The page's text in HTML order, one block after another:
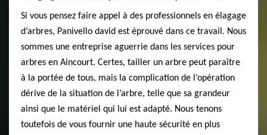
Si vous pensez faire appel à des professionnels en élagage
d’arbres, Panivello david est éprouvé dans ce travail. Nous
sommes une entreprise aguerrie dans les services pour
arbres en Aincourt. Certes, tailler un arbre peut paraître
à la portée de tous, mais la complication de l’opération
dérive de la situation de l’arbre, telle que sa grandeur
ainsi que le matériel qui lui est adapté. Nous tenons
toutefois de vous fournir une haute sécurité en plus